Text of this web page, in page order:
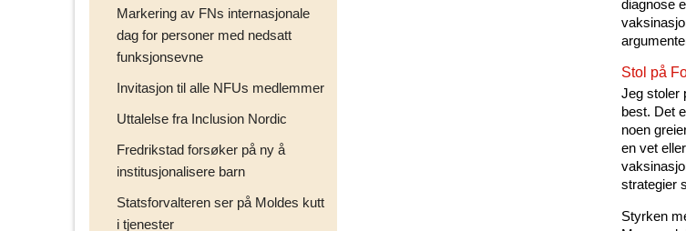
Markering av FNs internasjonale
dag for personer med nedsatt
funksjonsevne
Invitasjon til alle NFUs medlemmer
Uttalelse fra Inclusion Nordic
Fredrikstad forsøker på ny å
institusjonalisere barn
Statsforvalteren ser på Moldes kutt
i tjenester
diagnose
Stol på
Jeg stoler
best. Det
noen
en vet
strategier
Styrken